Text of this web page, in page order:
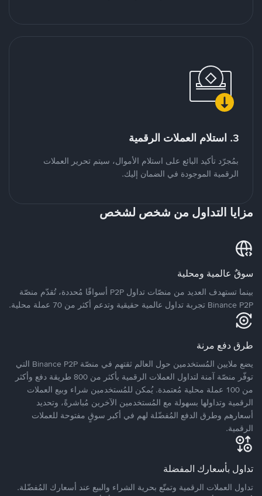
3. استلام العملات الرقمية
بمُجرّد تأكيد البائع على استلام الأموال، سيتم تحرير العملات
الرقمية الموجودة في الضمان إليك.
مزايا التداول من شخص لشخص
سوقٌ عالمية ومحلية
بينما تستهدف العديد من منصّات تداول P2P أسواقًا مُحددة، تُقدّم منصّة
Binance P2P تجربة تداول عالمية حقيقية وتدعم أكثر من 70 عملة محلية.
طرق دفع مرنة
يضع ملايين المُستخدمين حول العالم ثقتهم في منصّة Binance P2P التي
توفّر منصّة آمنة لتداول العملات الرقمية بأكثر من 800 طريقة دفع وأكثر
من 100 عملة محلية مُعتمدة. يُمكن للمُستخدمين شراء وبيع العملات
الرقمية وتداولها بسهولة مع المُستخدمين الآخرين مُباشرةً، وتحديد
أسعارهم وطرق الدفع المُفضّلة لهم في أكبر سوقٍ مفتوحة للعملات
الرقمية.
تداول بأسعارك المفضلة
تداول العملات الرقمية وتمتّع بحرية الشراء والبيع عند أسعارك المُفضّلة.